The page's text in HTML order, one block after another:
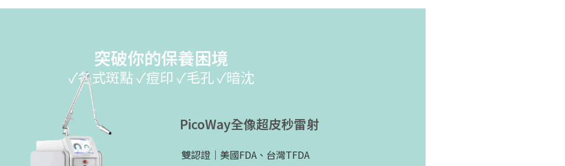
突破你的保養困境
✓各式斑點 ✓痘印 ✓毛孔 ✓暗沈
PicoWay全像超皮秒雷射
雙認證｜美國FDA、台灣TFDA